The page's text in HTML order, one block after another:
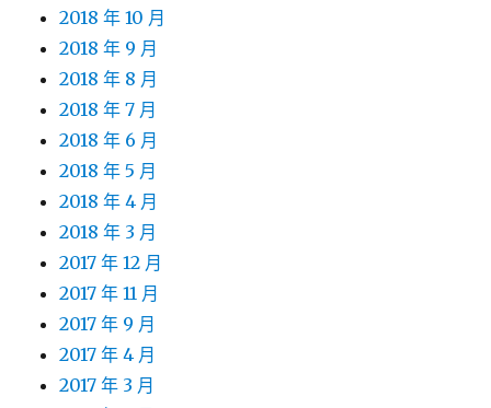
2018 年 10 月
2018 年 9 月
2018 年 8 月
2018 年 7 月
2018 年 6 月
2018 年 5 月
2018 年 4 月
2018 年 3 月
2017 年 12 月
2017 年 11 月
2017 年 9 月
2017 年 4 月
2017 年 3 月